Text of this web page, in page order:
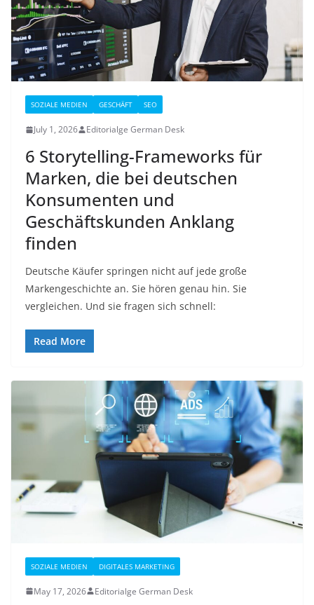
SOZIALE MEDIEN GESCHÄFT SEO
July 1, 2026 Editorialge German Desk
6 Storytelling-Frameworks für
Marken, die bei deutschen
Konsumenten und
Geschäftskunden Anklang
finden
Deutsche Käufer springen nicht auf jede große
Markengeschichte an. Sie hören genau hin. Sie
vergleichen. Und sie fragen sich schnell:
Read More
SOZIALE MEDIEN DIGITALES MARKETING
May 17, 2026 Editorialge German Desk